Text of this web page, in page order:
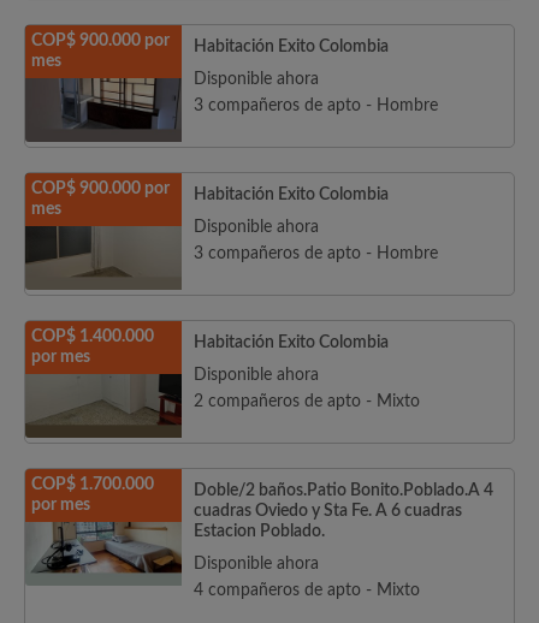
COP$ 900.000 por
mes
Habitación Exito Colombia
Disponible ahora
3 compañeros de apto - Hombre
COP$ 900.000 por
mes
Habitación Exito Colombia
Disponible ahora
3 compañeros de apto - Hombre
COP$ 1.400.000
por mes
Habitación Exito Colombia
Disponible ahora
2 compañeros de apto - Mixto
COP$ 1.700.000
por mes
Doble/2 baños.Patio Bonito.Poblado.A 4
cuadras Oviedo y Sta Fe. A 6 cuadras
Estacion Poblado.
Disponible ahora
4 compañeros de apto - Mixto